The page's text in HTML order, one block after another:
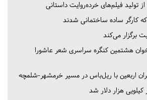
از تولید فیلم‌های خرده‌روایت داستانی
کارگر ساده ساختمانی شدند
برگزار می‌کند
هشتمین کنگره سراسری شعر عاشورا
اربعین با ریل‌باس در مسیر خرمشهر-شلمچه
هزار دلار شد